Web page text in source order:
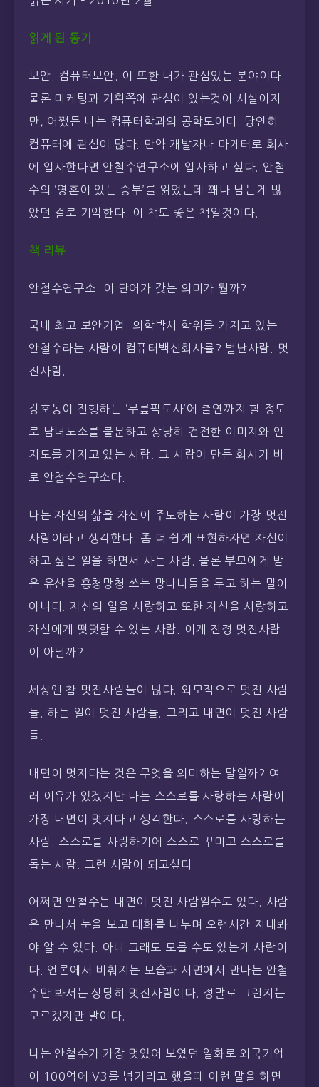
읽게 된 동기
보안. 컴퓨터보안. 이 또한 내가 관심있는 분야이다.
물론 마케팅과 기획쪽에 관심이 있는것이 사실이지
만, 어쨌든 나는 컴퓨터학과의 공학도이다. 당연히
컴퓨터에 관심이 많다. 만약 개발자나 마케터로 회사
에 입사한다면 안철수연구소에 입사하고 싶다. 안철
수의 ‘영혼이 있는 승부’를 읽었는데 꽤나 남는게 많
았던 걸로 기억한다. 이 책도 좋은 책일것이다.
책 리뷰
안철수연구소. 이 단어가 갖는 의미가 뭘까?
국내 최고 보안기업. 의학박사 학위를 가지고 있는
안철수라는 사람이 컴퓨터백신회사를? 별난사람. 멋
진사람.
강호동이 진행하는 ‘무릎팍도사’에 출연까지 할 정도
로 남녀노소를 불문하고 상당히 건전한 이미지와 인
지도를 가지고 있는 사람. 그 사람이 만든 회사가 바
로 안철수연구소다.
나는 자신의 삶을 자신이 주도하는 사람이 가장 멋진
사람이라고 생각한다. 좀 더 쉽게 표현하자면 자신이
하고 싶은 일을 하면서 사는 사람. 물론 부모에게 받
은 유산을 흥청망청 쓰는 망나니들을 두고 하는 말이
아니다. 자신의 일을 사랑하고 또한 자신을 사랑하고
자신에게 떳떳할 수 있는 사람. 이게 진정 멋진사람
이 아닐까?
세상엔 참 멋진사람들이 많다. 외모적으로 멋진 사람
들. 하는 일이 멋진 사람들. 그리고 내면이 멋진 사람
들.
내면이 멋지다는 것은 무엇을 의미하는 말일까? 여
러 이유가 있겠지만 나는 스스로를 사랑하는 사람이
가장 내면이 멋지다고 생각한다. 스스로를 사랑하는
사람. 스스로를 사랑하기에 스스로 꾸미고 스스로를
돕는 사람. 그런 사람이 되고싶다.
어쩌면 안철수는 내면이 멋진 사람일수도 있다. 사람
은 만나서 눈을 보고 대화를 나누며 오랜시간 지내봐
야 알 수 있다. 아니 그래도 모를 수도 있는게 사람이
다. 언론에서 비춰지는 모습과 서면에서 만나는 안철
수만 봐서는 상당히 멋진사람이다. 정말로 그런지는
모르겠지만 말이다.
나는 안철수가 가장 멋있어 보였던 일화로 외국기업
이 100억에 V3를 넘기라고 했을때 이런 말을 하면